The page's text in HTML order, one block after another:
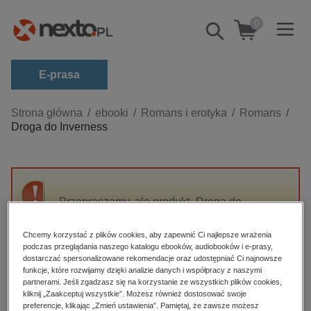
Pokaż/schowaj
wyszukiwarkę
0
E-prasa
Kategorie
Zobacz wszystkie E-prasa
budownictwo, aranżacja wnętrz
darmowe wydania
edukacja
hobby, sport, rozrywka
komputery, internet, technologie, informatyka
Strona główna ebooki Romans i erotyka
Romans
Droga do Inverness
Przepraszamy, ale produkt „Droga do
High-contrast mode
Polecane
Chcemy korzystać z plików cookies, aby zapewnić Ci najlepsze wrażenia
podczas przeglądania naszego katalogu ebooków, audiobooków i e-prasy,
dostarczać spersonalizowane rekomendacje oraz udostępniać Ci najnowsze
funkcje, które rozwijamy dzięki analizie danych i współpracy z naszymi
partnerami. Jeśli zgadzasz się na korzystanie ze wszystkich plików cookies,
kliknij „Zaakceptuj wszystkie”. Możesz również dostosować swoje
preferencje, klikając „Zmień ustawienia”. Pamiętaj, że zawsze możesz